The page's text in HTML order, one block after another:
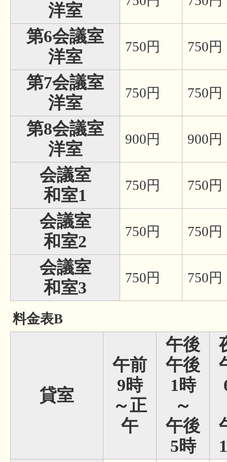
洋室
第6会議室
洋室
750円 750円
第7会議室
洋室
750円 750円
第8会議室
洋室
900円 900円
会議室
和室1
750円 750円
会議室
和室2
750円 750円
会議室
和室3
750円 750円
料金表B
貸室
午前
9時
～正
午
午後
午後
1時
～
午後
5時